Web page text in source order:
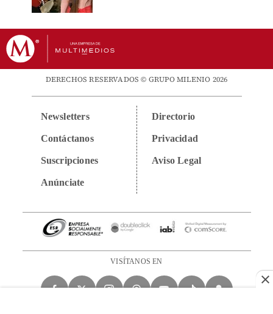
DERECHOS RESERVADOS © GRUPO MILENIO 2026
Newsletters
Contáctanos
Suscripciones
Anúnciate
Directorio
Privacidad
Aviso Legal
VISÍTANOS EN